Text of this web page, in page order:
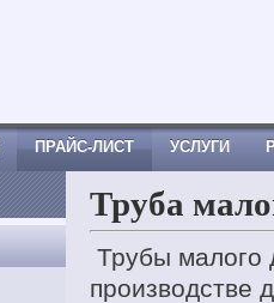
ПРАЙС-ЛИСТ УСЛУГИ
Труба
Трубы малого
производстве